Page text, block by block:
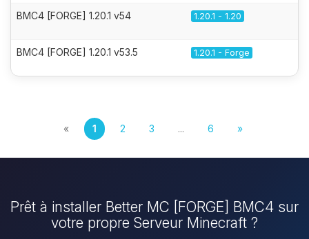
BMC4 [FORGE] 1.20.1 v54 1.20.1 - 1.20
BMC4 [FORGE] 1.20.1 v53.5 1.20.1 - Forge
« 1 2 3 ... 6 »
Prêt à installer Better MC [FORGE] BMC4 sur
votre propre Serveur Minecraft ?